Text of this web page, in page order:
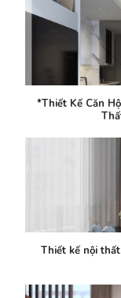
*Thiết Kế Căn
Thiết kế nội